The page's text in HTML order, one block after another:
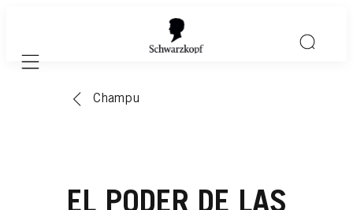
Mobile navigation
Champu